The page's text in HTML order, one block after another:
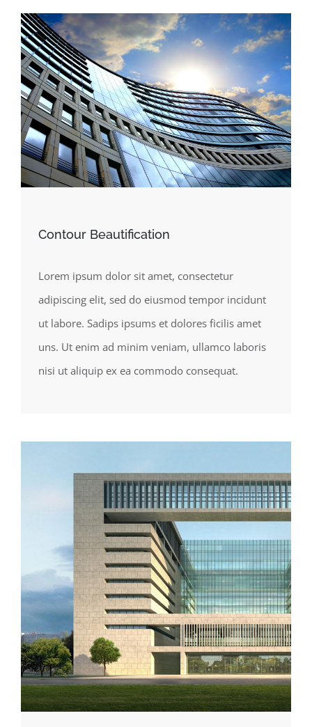
Contour Beautification
Lorem ipsum dolor sit amet, consectetur
adipiscing elit, sed do eiusmod tempor incidunt
ut labore. Sadips ipsums et dolores ficilis amet
uns. Ut enim ad minim veniam, ullamco laboris
nisi ut aliquip ex ea commodo consequat.